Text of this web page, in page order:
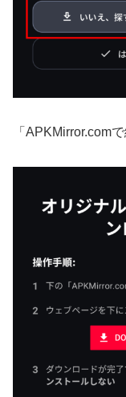
「APKMirror.com